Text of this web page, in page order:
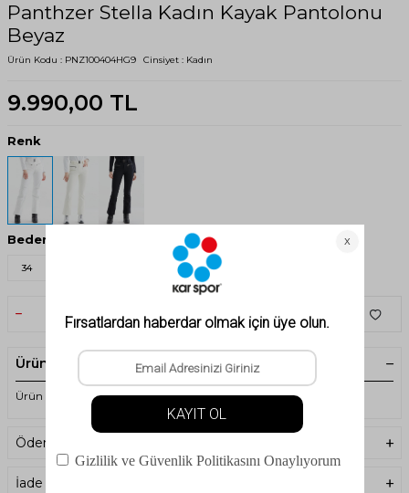
Panthzer Stella Kadın Kayak Pantolonu
Beyaz
Ürün Kodu : PNZ100404HG9 Cinsiyet : Kadın
9.990,00 TL
Renk
Beden
34 42 44
SEPETE EKLE
Ürün Açıklaması
Ürün Kodu: PNZ100404 - Panthzer Stella Kadın Kayak Pantolonu
Ödeme Seçenekleri
İade Koşulları